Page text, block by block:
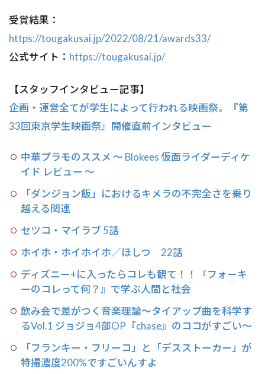
受賞結果：
https://tougakusai.jp/2022/08/21/awards33/
公式サイト： https://tougakusai.jp/
【スタッフインタビュー記事】
企画・運営全てが学生によって行われる映画祭。『第
33回東京学生映画祭』開催直前インタビュー
中華プラモのススメ 〜 Blokees 仮面ライダーディケ
イド レビュー 〜
「ダンジョン飯」におけるキメラの不完全さを乗り
越える関連
セツコ・マイラブ 5話
ホイホ・ホイホイホ／ほしつ 22話
ディズニー+に入ったらコレも観て！！『フォーキ
ーのコレって何？』で学ぶ人間と社会
飲み会で差がつく音楽理論〜タイアップ曲を科学す
るVol.1 ジョジョ4部OP『chase』のココがすごい〜
「フランキー・フリーコ」と「デスストーカー」が
特撮濃度200%ですごいんすよ